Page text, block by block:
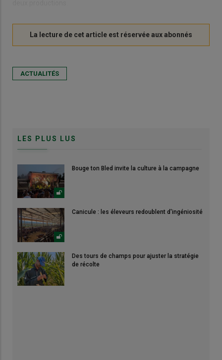
ACTUALITÉS
LES PLUS LUS
Bouge ton Bled invite la culture à la campagne
Canicule : les éleveurs redoublent d'ingéniosité
Des tours de champs pour ajuster la stratégie
de récolte